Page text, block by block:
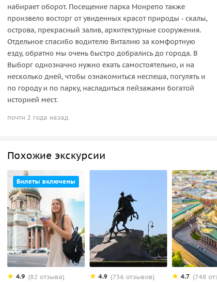
набирает оборот. Посещение парка Монрепо также
произвело восторг от увиденных красот природы - скалы,
острова, прекрасный залив, архитектурные сооружения.
Отдельное спасибо водителю Виталию за комфортную
езду, обратно мы очень быстро добрались до города. В
Выборг однозначно нужно ехать самостоятельно, и на
несколько дней, чтобы ознакомиться неспеша, погулять и
по городу и по парку, насладиться пейзажами богатой
историей мест.
почти 2 года назад
Похожие экскурсии
Билеты включены
4.9 (82 отзыва) 4.9 (756 отзывов) 4.7 (748